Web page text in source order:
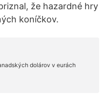
že hazardné hry
koníčkov.